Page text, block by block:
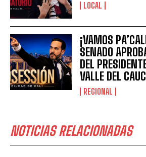
LOCAL
¡VAMOS
SENADO
DEL
VALLE DEL
REGIONAL
NOTICIAS RELACIONADAS